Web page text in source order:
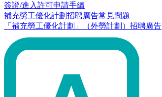
簽證/進入許可申請手續
補充勞工優化計劃招聘廣告常見問題
「補充勞工優化計劃」（外勞計劃）招聘廣告